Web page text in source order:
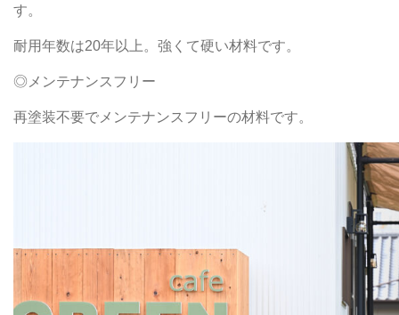
す。
耐用年数は20年以上。強くて硬い材料です。
◎メンテナンスフリー
再塗装不要でメンテナンスフリーの材料です。